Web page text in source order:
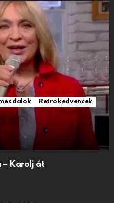
dalok Retro kedvencek
– Karolj át